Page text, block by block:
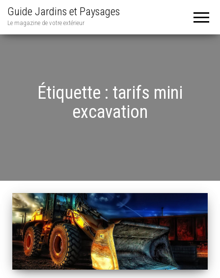
Guide Jardins et Paysages
Le magazine de votre extérieur
Étiquette : tarifs mini
excavation